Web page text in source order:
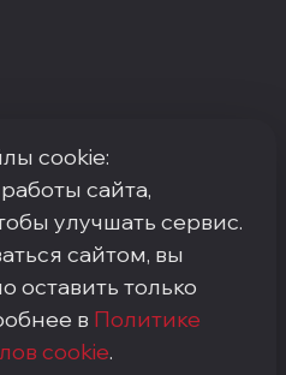
ArtPlay, Нижняя
step.ru
cookie:
сайта,
улучшать сервис.
сайтом, вы
оставить только
в Политике
cookie.